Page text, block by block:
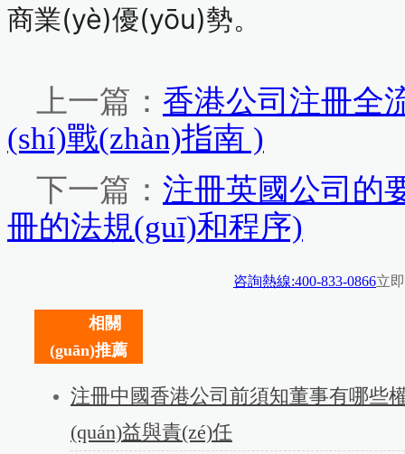
商業(yè)優(yōu)勢。
上一篇： 香港公司注冊全
(shí)戰(zhàn)指南 )
下一篇： 注冊英國公司的
冊的法規(guī)和程序)
咨詢熱線:400-833-0866立
相關
(guān)推薦
注冊中國香港公司前須知董事有哪些
(quán)益與責(zé)任